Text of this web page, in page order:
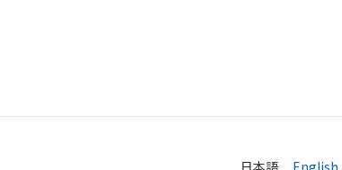
日本語 English